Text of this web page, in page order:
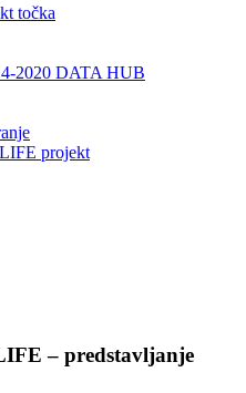
točka
2020 DATA HUB
projekt
– predstavljanje